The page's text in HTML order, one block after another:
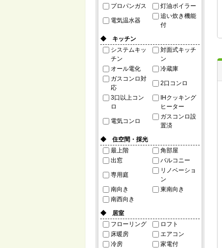
プロパンガス
灯油ボイラー
電気温水器
追い炊き機能
付
◆ キッチン
システムキッ
チン
対面式キッチ
ン
オール電化
冷蔵庫
ガスコンロ対
応
2口コンロ
3口以上コン
ロ
IHクッキング
ヒーター
電気コンロ
ガスコンロ設
置済
◆ 住空間・採光
最上階
角部屋
出窓
バルコニー
専用庭
リノベーショ
ン
南向き
東南向き
南西向き
◆ 居室
フローリング
ロフト
床暖房
エアコン
冷房
家電付